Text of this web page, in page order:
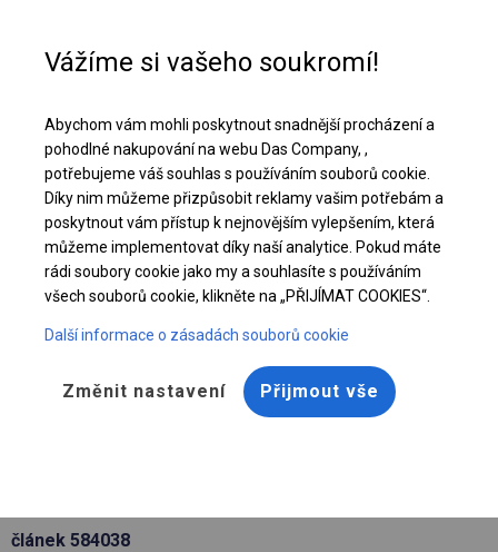
Stáhněte si nabídku PDF
článek 584038
Vážíme si vašeho soukromí!
Abychom vám mohli poskytnout snadnější procházení a
pohodlné nakupování na webu Das Company, ,
potřebujeme váš souhlas s používáním souborů cookie.
Díky nim můžeme přizpůsobit reklamy vašim potřebám a
poskytnout vám přístup k nejnovějším vylepšením, která
můžeme implementovat díky naší analytice. Pokud máte
rádi soubory cookie jako my a souhlasíte s používáním
všech souborů cookie, klikněte na „PŘIJÍMAT COOKIES“.
Další informace o zásadách souborů cookie
Změnit nastavení Přijmout vše